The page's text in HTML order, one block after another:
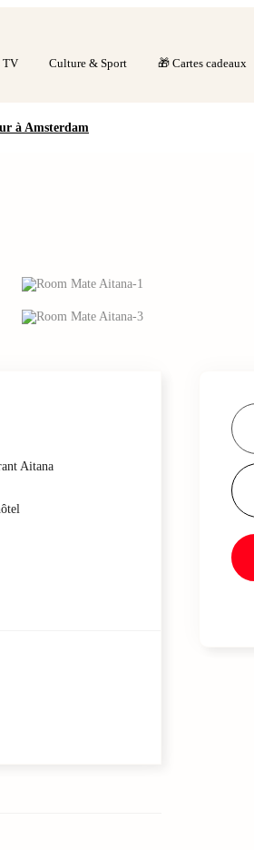
TV Culture & Sport 🎁 Cartes cadeaux
à Amsterdam
Aitana